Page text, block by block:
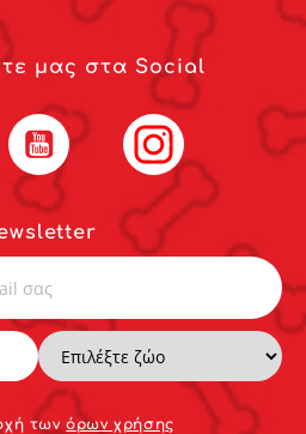
τωνόρων χρήσης
μας στα Social
YouTube Instagram